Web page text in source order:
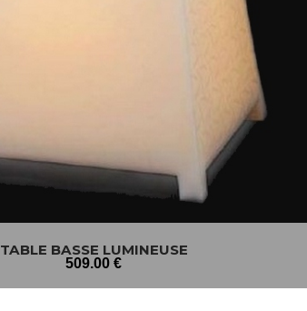
TABLE BASSE LUMINEUSE
509.00 €